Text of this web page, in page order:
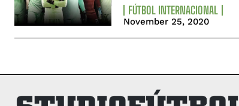
FÚTBOL INTERNACIONAL
November 25, 2020